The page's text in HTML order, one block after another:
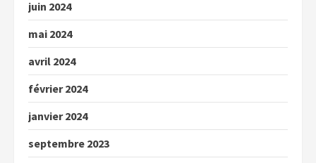
juin 2024
mai 2024
avril 2024
février 2024
janvier 2024
septembre 2023